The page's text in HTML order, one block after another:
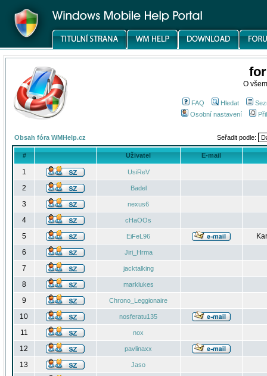
O
FAQ Hledat
Osobní nastavení
Obsah fóra WMHelp.cz Seřadit podle:
# Uživatel E-mail
1 UsiReV
2 Badel
3 nexus6
4 cHaOOs
5 EiFeL96
6
Jiri_Hrma
7 jacktalking
8 marklukes
9 Chrono_Leggionaire
10 nosferatu135
11 nox
12 pavlinaxx
13 Jaso